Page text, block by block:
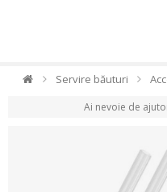
Servire băuturi
Ai nevoie de